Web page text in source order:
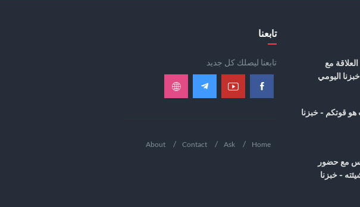
مع
اليومي
قوتكم - خبزنا
مع حضور
- خبزنا
تابعنا
تابعنا ليصلك كل جديد
Home
Ask
Contact
About